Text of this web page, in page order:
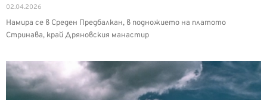
02.04.2026
Намира се в Среден Предбалкан, в подножието на платото
Стринава, край Дряновския манастир